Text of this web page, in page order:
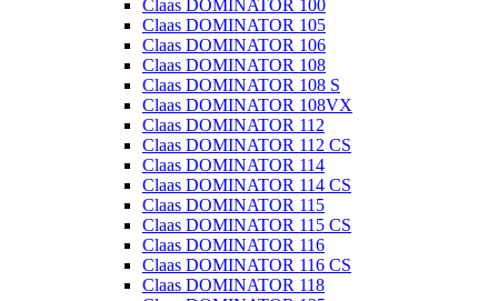
Claas DOMINATOR 100
Claas DOMINATOR 105
Claas DOMINATOR 106
Claas DOMINATOR 108
Claas DOMINATOR 108 S
Claas DOMINATOR 108VX
Claas DOMINATOR 112
Claas DOMINATOR 112 CS
Claas DOMINATOR 114
Claas DOMINATOR 114 CS
Claas DOMINATOR 115
Claas DOMINATOR 115 CS
Claas DOMINATOR 116
Claas DOMINATOR 116 CS
Claas DOMINATOR 118